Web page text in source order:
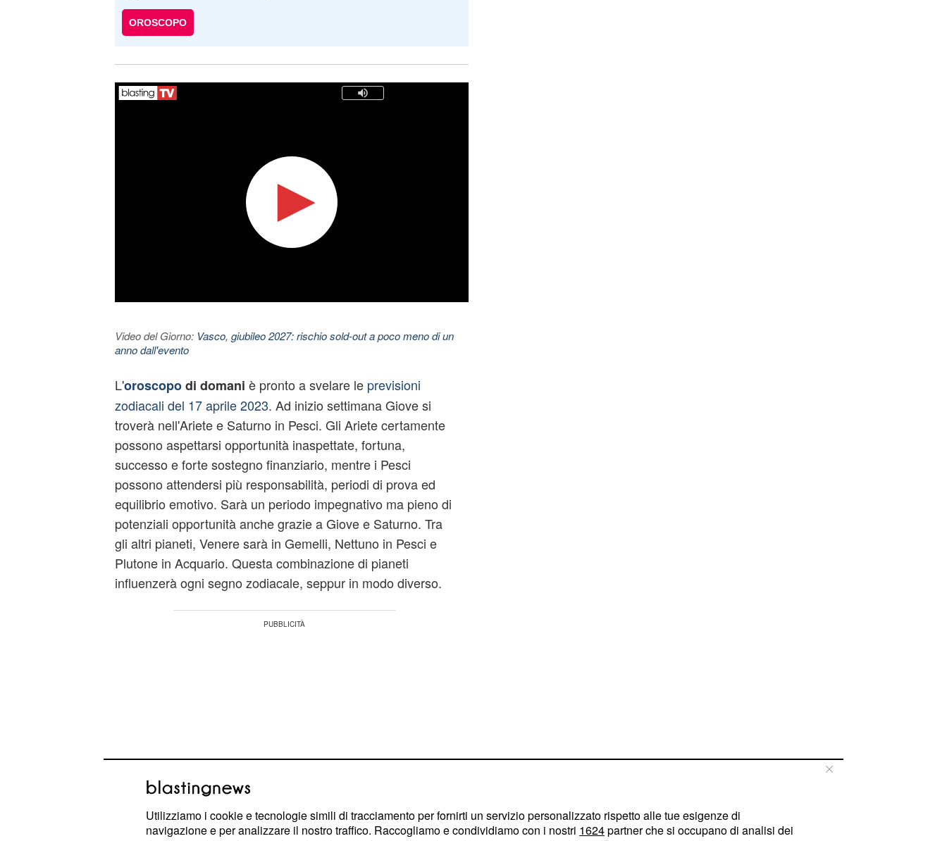
OROSCOPO
Video del Giorno: Vasco, giubileo 2027: rischio sold-out a poco meno di un
anno dall'evento
L'oroscopodi domani è pronto a svelare le previsioni
zodiacali del 17 aprile 2023. Ad inizio settimana Giove si
troverà nell'Ariete e Saturno in Pesci. Gli Ariete certamente
possono aspettarsi opportunità inaspettate, fortuna,
successo e forte sostegno finanziario, mentre i Pesci
possono attendersi più responsabilità, periodi di prova ed
equilibrio emotivo. Sarà un periodo impegnativo ma pieno di
potenziali opportunità anche grazie a Giove e Saturno. Tra
gli altri pianeti, Venere sarà in Gemelli, Nettuno in Pesci e
Plutone in Acquario. Questa combinazione di pianeti
influenzerà ogni segno zodiacale, seppur in modo diverso.
Utilizziamo i cookie e tecnologie simili di tracciamento per fornirti un servizio personalizzato rispetto alle tue esigenze di
navigazione e per analizzare il nostro traffico. Raccogliamo e condividiamo con i nostri 1624partner che si occupano di analisi dei